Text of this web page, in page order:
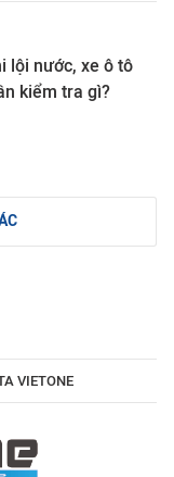
lội nước, xe ô tô
kiểm tra gì?
VIETONE